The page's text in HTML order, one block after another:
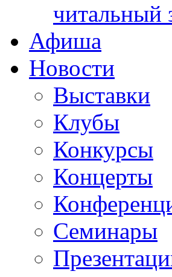
читальный
Афиша
Новости
Выставки
Клубы
Конкурсы
Концерты
Семинары